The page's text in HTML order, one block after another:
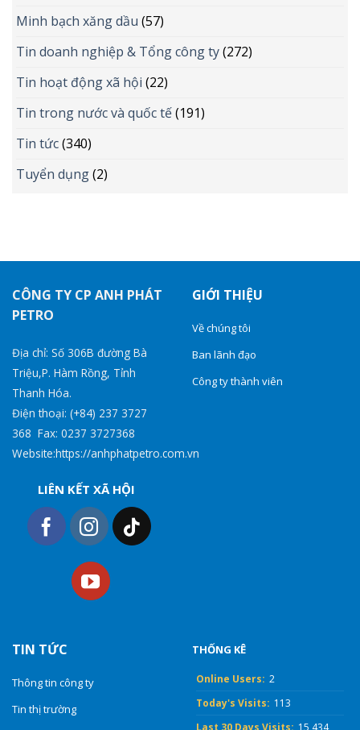
Minh bạch xăng dầu (57)
Tin doanh nghiệp & Tổng công ty(272)
Tin hoạt động xã hội (22)
Tin trong nước và quốc tế(191)
Tin tức(340)
Tuyển dụng(2)
CÔNG TY CP ANH PHÁT
PETRO
Địa chỉ: Số 306B đường Bà
Triệu,P. Hàm Rồng, Tỉnh
Thanh Hóa.
Điện thoại: (+84) 237 3727
368 Fax: 0237 3727368
Website:https://anhphatpetro.com.vn
LIÊN KẾT XÃ HỘI
GIỚI THIỆU
Về chúng tôi
Ban lãnh đạo
Công ty thành viên
TIN TỨC
Thông tin công ty
Tin thị trường
THỐNG KÊ
Online Users: 2
Today's Visits: 113
Last 30 Days Visits: 15,434